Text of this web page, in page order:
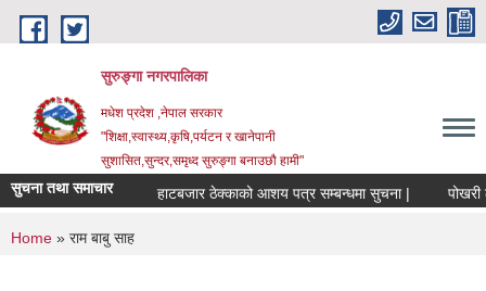
Skip to main content
सुरुङ्‍गा नगरपालिका
मधेश प्रदेश ,नेपाल सरकार
"शिक्षा,स्वास्थ्य,कृषि,पर्यटन र खानेपानी
सुशासित,सुन्दर,समृध्द सुरुङ्गा बनाउछौ हामी"
सुचना तथा समाचार हाटबजार ठेक्काको आशय पत्र सम्बन्धमा सुचना | पोखरी
You are here
Home » राम बाबु साह